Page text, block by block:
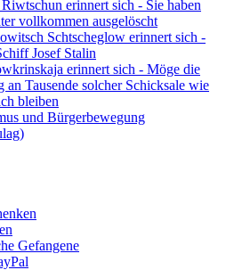
erinnert sich - Sie haben
vollkommen ausgelöscht
Schtscheglow erinnert sich -
Josef Stalin
erinnert sich - Möge die
an Tausende solcher Schicksale wie
bleiben
und Bürgerbewegung
Gefangene